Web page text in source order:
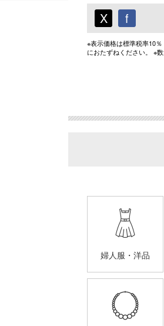
X f
※表示価格は標準税率10
におたずねください。 ※
婦人服・洋品